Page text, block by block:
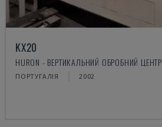
KX20
HURON - ВЕРТИКАЛЬНИЙ ОБРОБНИЙ ЦЕНТР
ПОРТУГАЛІЯ 2002